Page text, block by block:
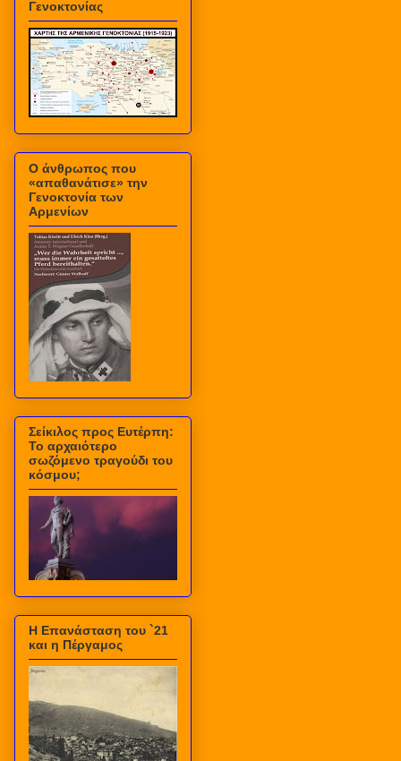
Γενοκτονίας
Ο άνθρωπος που
«απαθανάτισε» την
Γενοκτονία των
Αρμενίων
Σείκιλος προς Ευτέρπη:
Το αρχαιότερο
σωζόμενο τραγούδι του
κόσμου;
Η Επανάσταση του `21
και η Πέργαμος